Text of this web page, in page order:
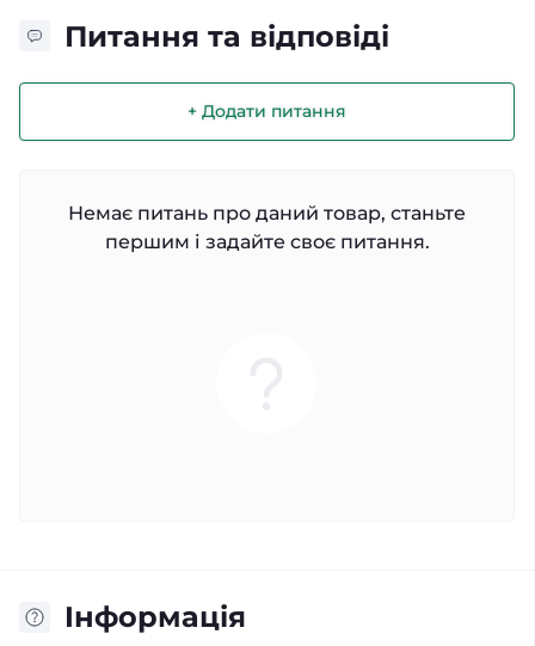
Питання та відповіді
+ Додати питання
Немає питань про даний товар, станьте
першим і задайте своє питання.
Iнформація